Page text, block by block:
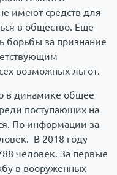
имеют средств для
в общество. Еще
борьбы за признание
возможных льгот.
в динамике общее
поступающих на
По информации за
В 2018 году
человек. За первые
в вооруженных